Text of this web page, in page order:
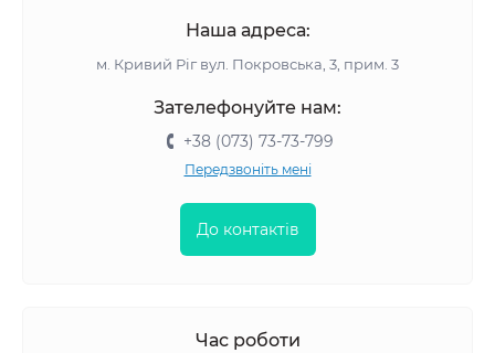
Наша адреса:
м. Кривий Ріг вул. Покровська, 3, прим. 3
Зателефонуйте нам:
+38 (073) 73-73-799
Передзвоніть мені
До контактів
Час роботи